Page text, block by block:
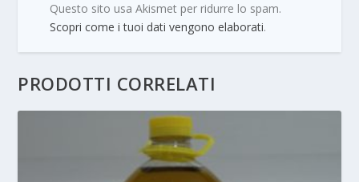
Questo sito usa Akismet per ridurre lo spam.
Scopri come i tuoi dati vengono elaborati.
PRODOTTI CORRELATI